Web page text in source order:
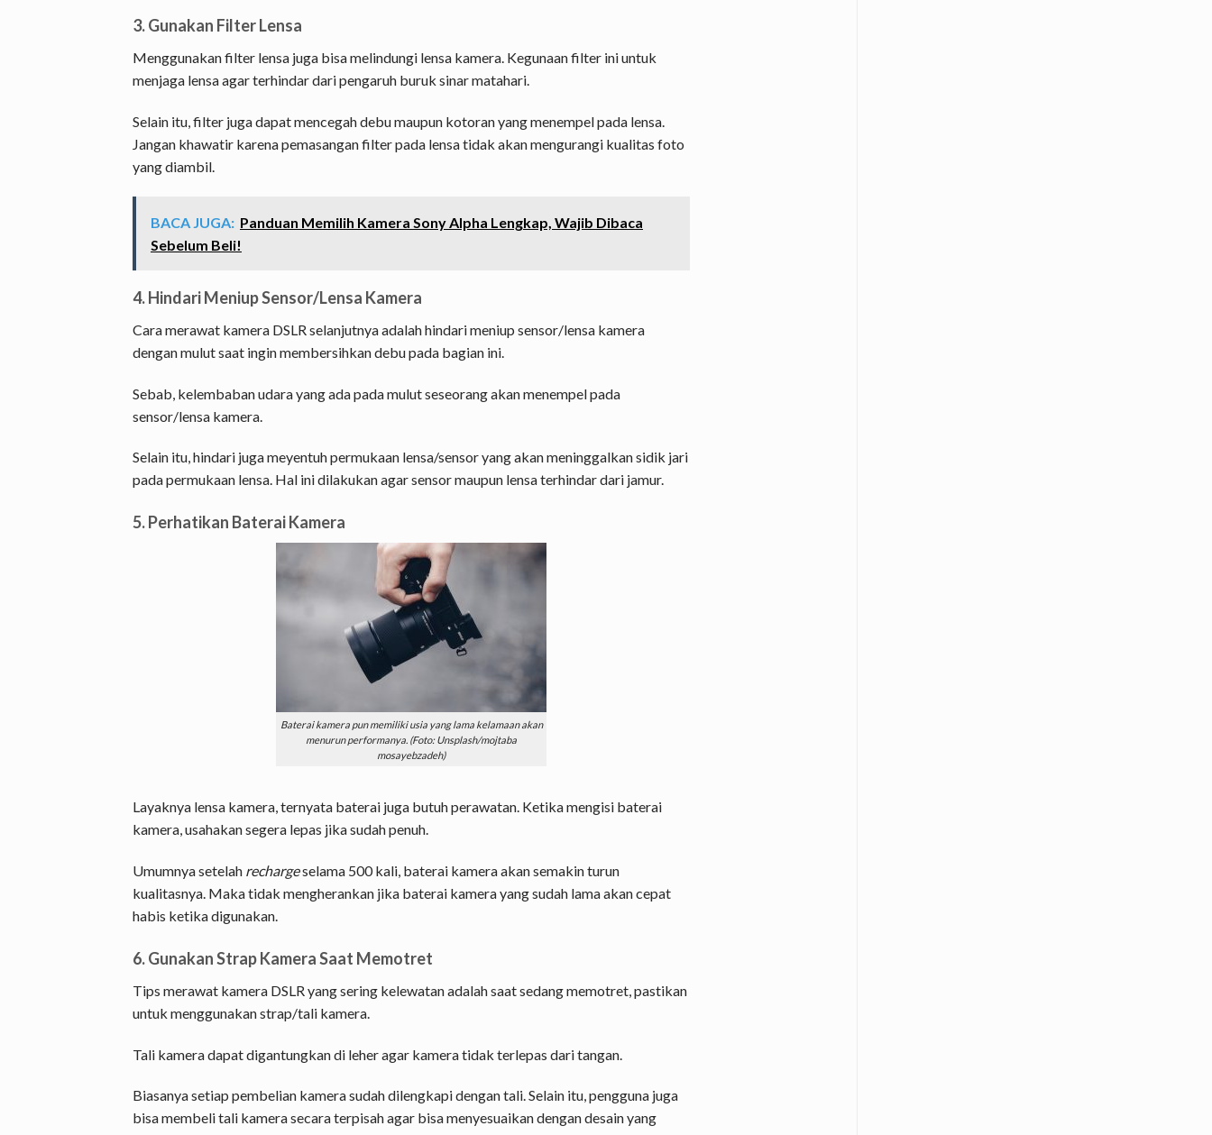
3. Gunakan Filter Lensa
Menggunakan filter lensa juga bisa melindungi lensa kamera. Kegunaan filter ini untuk
menjaga lensa agar terhindar dari pengaruh buruk sinar matahari.
Selain itu, filter juga dapat mencegah debu maupun kotoran yang menempel pada lensa.
Jangan khawatir karena pemasangan filter pada lensa tidak akan mengurangi kualitas foto
yang diambil.
BACA JUGA: Panduan Memilih Kamera Sony Alpha Lengkap, Wajib Dibaca
Sebelum Beli!
4. Hindari Meniup Sensor/Lensa Kamera
Cara merawat kamera DSLR selanjutnya adalah hindari meniup sensor/lensa kamera
dengan mulut saat ingin membersihkan debu pada bagian ini.
Sebab, kelembaban udara yang ada pada mulut seseorang akan menempel pada
sensor/lensa kamera.
Selain itu, hindari juga meyentuh permukaan lensa/sensor yang akan meninggalkan sidik jari
pada permukaan lensa. Hal ini dilakukan agar sensor maupun lensa terhindar dari jamur.
5. Perhatikan Baterai Kamera
Baterai kamera pun memiliki usia yang lama kelamaan akan
menurun performanya. (Foto: Unsplash/mojtaba
mosayebzadeh)
Layaknya lensa kamera, ternyata baterai juga butuh perawatan. Ketika mengisi baterai
kamera, usahakan segera lepas jika sudah penuh.
Umumnya setelah rechargeselama 500 kali, baterai kamera akan semakin turun
kualitasnya. Maka tidak mengherankan jika baterai kamera yang sudah lama akan cepat
habis ketika digunakan.
6. Gunakan Strap Kamera Saat Memotret
Tips merawat kamera DSLR yang sering kelewatan adalah saat sedang memotret, pastikan
untuk menggunakan strap/tali kamera.
Tali kamera dapat digantungkan di leher agar kamera tidak terlepas dari tangan.
Biasanya setiap pembelian kamera sudah dilengkapi dengan tali. Selain itu, pengguna juga
bisa membeli tali kamera secara terpisah agar bisa menyesuaikan dengan desain yang